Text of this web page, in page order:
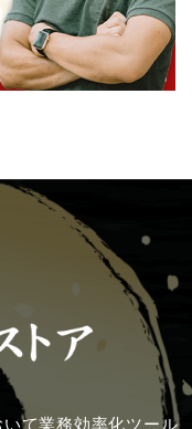
て業務効率化ツール